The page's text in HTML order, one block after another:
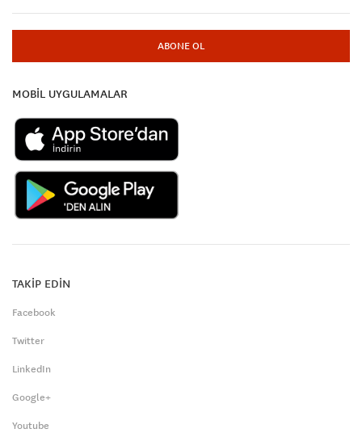
ABONE OL
MOBİL UYGULAMALAR
TAKİP EDİN
Facebook
Twitter
LinkedIn
Google+
Youtube